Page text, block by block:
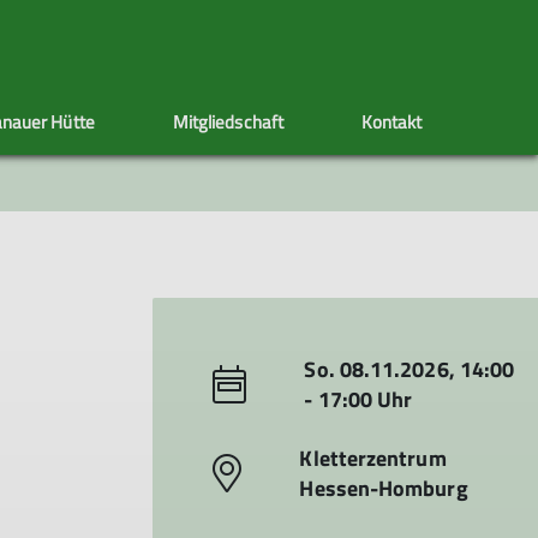
Artikel schreiben
Sektionstermine Ehrenamt
Klettersteig
Hütte Mitgliedschaft
Adressänderung Satzung
Kontakt
So. 08.11.2026, 14:00
- 17:00 Uhr
Kletterzentrum
Hessen-Homburg